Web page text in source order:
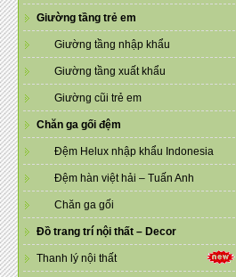
Giường tầng trẻ em
Giường tầng nhập khẩu
Giường tầng xuất khẩu
Giường cũi trẻ em
Chăn ga gối đệm
Đệm Helux nhập khẩu Indonesia
Đệm hàn việt hải – Tuấn Anh
Chăn ga gối
Đồ trang trí nội thất – Decor
Thanh lý nội thất